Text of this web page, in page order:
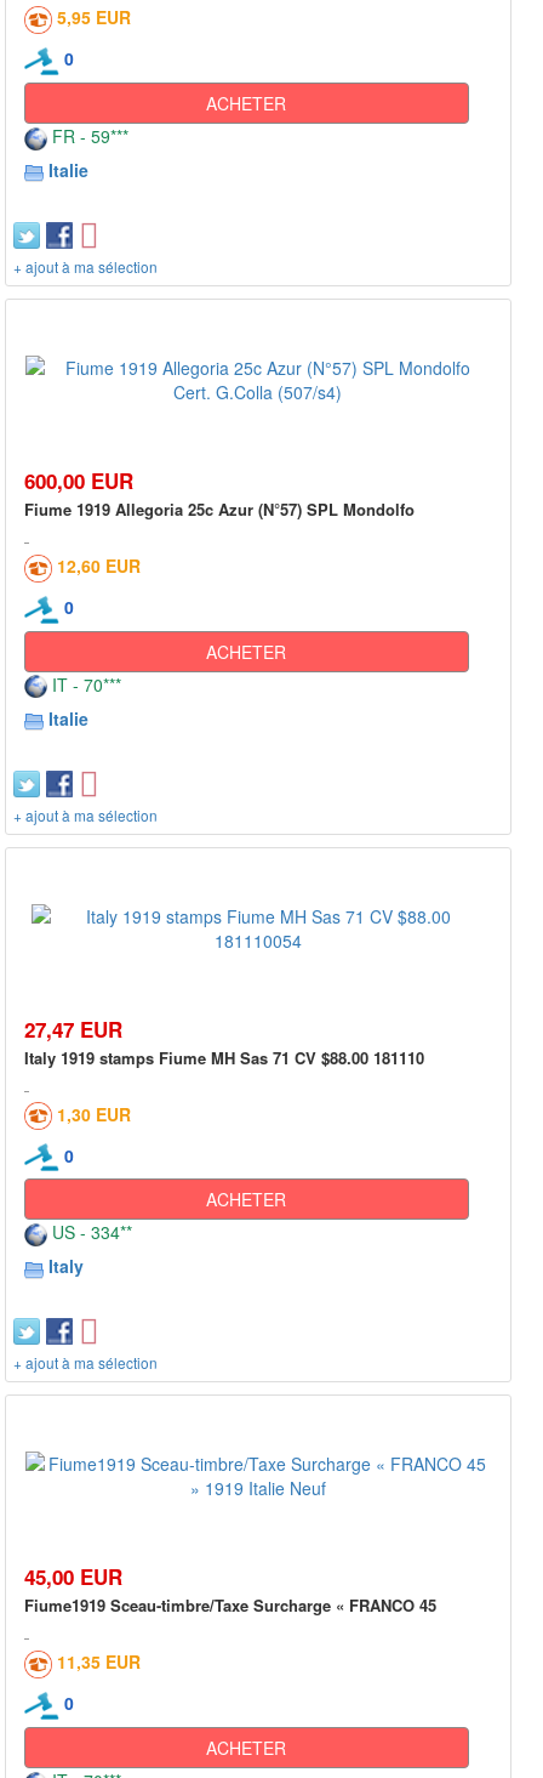
5,95 EUR
0
ACHETER
FR - 59***
Italie
+ ajout à ma sélection
600,00 EUR
Fiume 1919 Allegoria 25c Azur (N°57) SPL Mondolfo
12,60 EUR
0
ACHETER
IT - 70***
Italie
+ ajout à ma sélection
27,47 EUR
Italy 1919 stamps Fiume MH Sas 71 CV $88.00 181110
1,30 EUR
0
ACHETER
US - 334**
Italy
+ ajout à ma sélection
45,00 EUR
Fiume1919 Sceau-timbre/Taxe Surcharge « FRANCO 45
11,35 EUR
0
ACHETER